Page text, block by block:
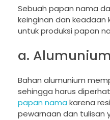
Sebuah papan nama
keinginan dan
untuk produksi papan
a. Alumunium
Bahan alumunium
sehingga harus
papan nama karena
pewarnaan dan tulisan